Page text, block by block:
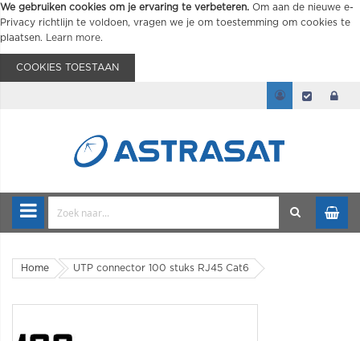
We gebruiken cookies om je ervaring te verbeteren. Om aan de nieuwe e-
Privacy richtlijn te voldoen, vragen we je om toestemming om cookies te
plaatsen.
Learn more.
COOKIES TOESTAAN
Home UTP connector 100 stuks RJ45 Cat6